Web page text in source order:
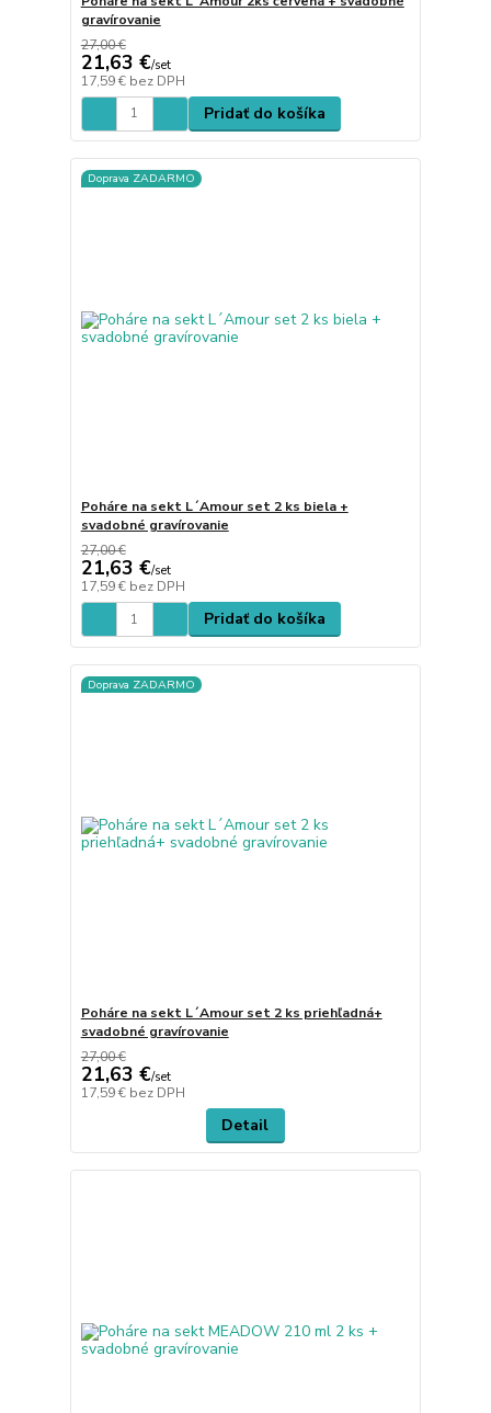
gravírovanie
27,00 €
21,63 €/set
17,59 € bez DPH
Pridať do košíka
Doprava ZADARMO
Poháre na sekt L´Amour set 2 ks biela +
svadobné gravírovanie
27,00 €
21,63 €/set
17,59 € bez DPH
Pridať do košíka
Doprava ZADARMO
Poháre na sekt L´Amour set 2 ks priehľadná+
svadobné gravírovanie
27,00 €
21,63 €/set
17,59 € bez DPH
Detail